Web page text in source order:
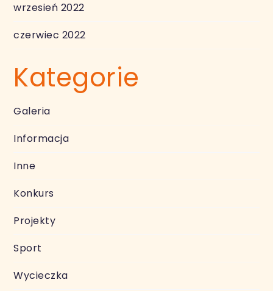
wrzesień 2022
czerwiec 2022
Kategorie
Galeria
Informacja
Inne
Konkurs
Projekty
Sport
Wycieczka